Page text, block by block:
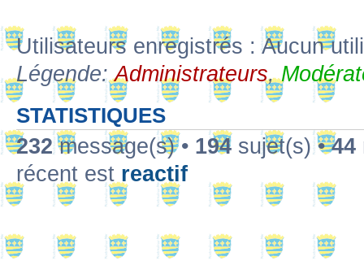
Utilisateurs enregistrés : Aucun
Légende:Administrateurs,
STATISTIQUES
232message(s) • 194 sujet(s) •44
récent est reactif